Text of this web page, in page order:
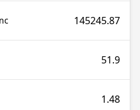
145245.87
51.9
1.48